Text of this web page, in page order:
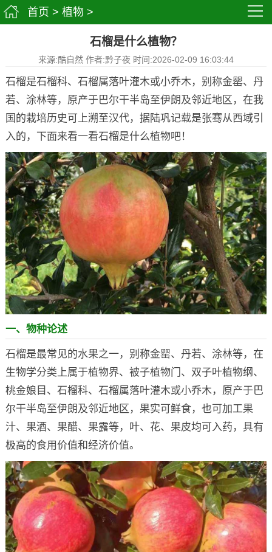
首页 > 植物 >
石榴是什么植物？
来源:酷自然 作者:黔子夜 时间:2026-02-09 16:03:44
石榴是石榴科、石榴属落叶灌木或小乔木，别称金罂、丹
若、涂林等，原产于巴尔干半岛至伊朗及邻近地区，在我
国的栽培历史可上溯至汉代，据陆巩记载是张骞从西域引
入的，下面来看一看石榴是什么植物吧！
一、物种论述
石榴是最常见的水果之一，别称金罂、丹若、涂林等，在
生物学分类上属于植物界、被子植物门、双子叶植物纲、
桃金娘目、石榴科、石榴属落叶灌木或小乔木，原产于巴
尔干半岛至伊朗及邻近地区，果实可鲜食，也可加工果
汁、果酒、果醋、果露等，叶、花、果皮均可入药，具有
极高的食用价值和经济价值。